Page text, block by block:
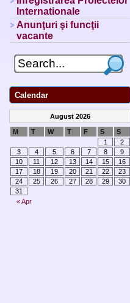
Internationale
Anunţuri şi funcţii
vacante
Calendar
August 2026
M T W T F S S
« Apr
1
2
3
4 5 6 7 8
9
10
11 12 13 14 15
16
17
18 19 20 21 22
23
24
25 26 27 28 29
30
31